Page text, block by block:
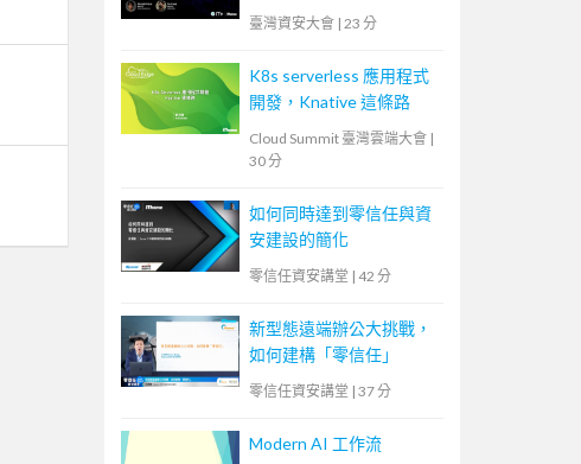
臺灣資安大會 | 23 分
K8s serverless 應用程式
開發，Knative 這條路
Cloud Summit 臺灣雲端大會 |
30 分
如何同時達到零信任與資
安建設的簡化
零信任資安講堂 | 42 分
新型態遠端辦公大挑戰，
如何建構「零信任」
零信任資安講堂 | 37 分
Modern AI 工作流